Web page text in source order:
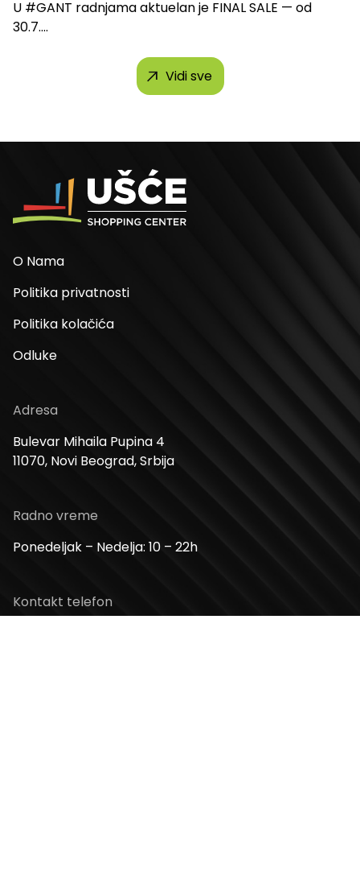
U #GANT radnjama aktuelan je FINAL SALE — od
30.7....
Vidi sve
O Nama
Politika privatnosti
Politika kolačića
Odluke
Adresa
Bulevar Mihaila Pupina 4
11070, Novi Beograd, Srbija
Radno vreme
Ponedeljak – Nedelja: 10 – 22h
Kontakt telefon